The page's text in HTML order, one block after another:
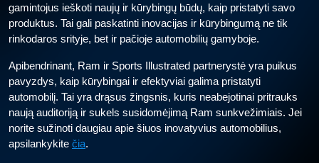
gamintojus ieškoti naujų ir kūrybingų būdų, kaip pristatyti savo
produktus. Tai gali paskatinti inovacijas ir kūrybingumą ne tik
rinkodaros srityje, bet ir pačioje automobilių gamyboje.
Apibendrinant, Ram ir Sports Illustrated partnerystė yra puikus
pavyzdys, kaip kūrybingai ir efektyviai galima pristatyti
automobilį. Tai yra drąsus žingsnis, kuris neabejotinai pritrauks
naują auditoriją ir sukels susidomėjimą Ram sunkvežimiais. Jei
norite sužinoti daugiau apie šiuos inovatyvius automobilius,
apsilankykite čia.